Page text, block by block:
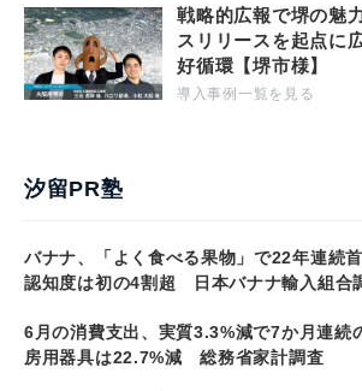
戦略的広報で堺の魅
スリリースを起点に
好循環【堺市様】
導入事例一覧を見る
汐留PR塾
バナナ、「よく食べる果物」で22年連続
認知度は初の4割超 日本バナナ輸入組合
6月の消費支出、実質3.3%減で7か月連
房用器具は22.7%減 総務省家計調査